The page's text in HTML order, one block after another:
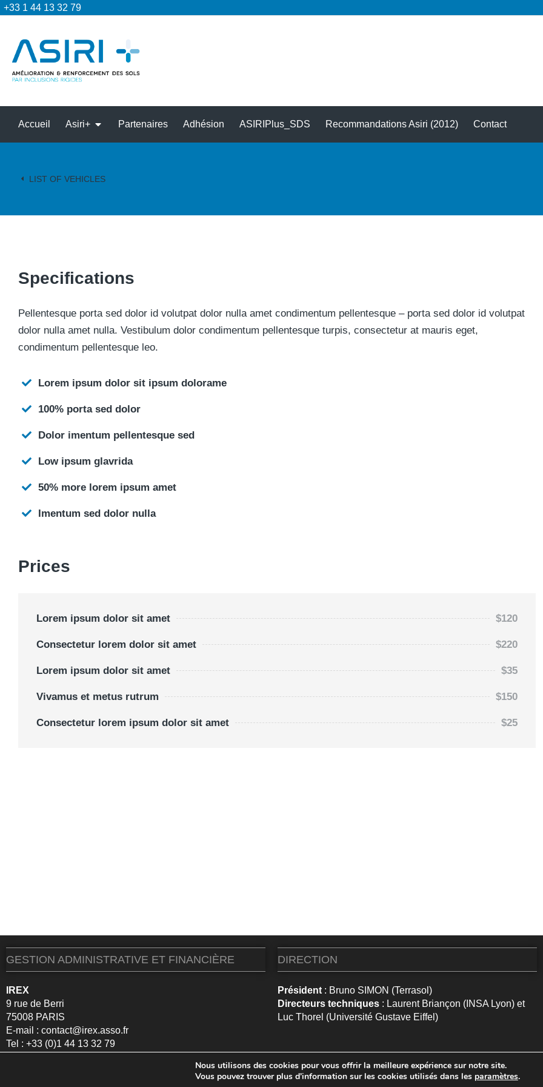
+33 1 44 13 32 79
Accueil Asiri+ Partenaires Adhésion ASIRIPlus_SDS Recommandations Asiri (2012) Contact
LIST OF VEHICLES
Specifications
Pellentesque porta sed dolor id volutpat dolor nulla amet condimentum pellentesque – porta sed dolor id volutpat
dolor nulla amet nulla. Vestibulum dolor condimentum pellentesque turpis, consectetur at mauris eget,
condimentum pellentesque leo.
Lorem ipsum dolor sit ipsum dolorame
100% porta sed dolor
Dolor imentum pellentesque sed
Low ipsum glavrida
50% more lorem ipsum amet
Imentum sed dolor nulla
Prices
Lorem ipsum dolor sit amet $120
Consectetur lorem dolor sit amet $220
Lorem ipsum dolor sit amet $35
Vivamus et metus rutrum $150
Consectetur lorem ipsum dolor sit amet $25
GESTION ADMINISTRATIVE ET FINANCIÈRE
IREX
9 rue de Berri
75008 PARIS
E-mail : contact@irex.asso.fr
Tel : +33 (0)1 44 13 32 79
DIRECTION
Président: Bruno SIMON (Terrasol)
Directeurs techniques: Laurent Briançon (INSA Lyon) et
Luc Thorel (Université Gustave Eiffel)
Nous utilisons des cookies pour vous offrir la meilleure expérience sur notre site.
Vous pouvez trouver plus d'information sur les cookies utilisés dans les paramètres.